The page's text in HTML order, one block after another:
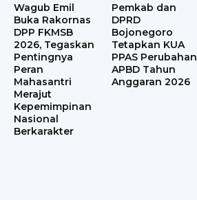
Wagub Emil
Buka Rakornas
DPP FKMSB
2026, Tegaskan
Pentingnya
Peran
Mahasantri
Merajut
Kepemimpinan
Nasional
Berkarakter
Pemkab dan
DPRD
Bojonegoro
Tetapkan KUA
PPAS Perubahan
APBD Tahun
Anggaran 2026